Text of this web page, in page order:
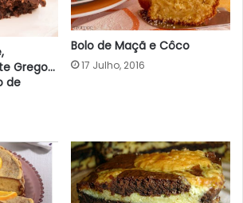
Grego…
de
Bolo de Maçã e Côco
17 Julho, 2016